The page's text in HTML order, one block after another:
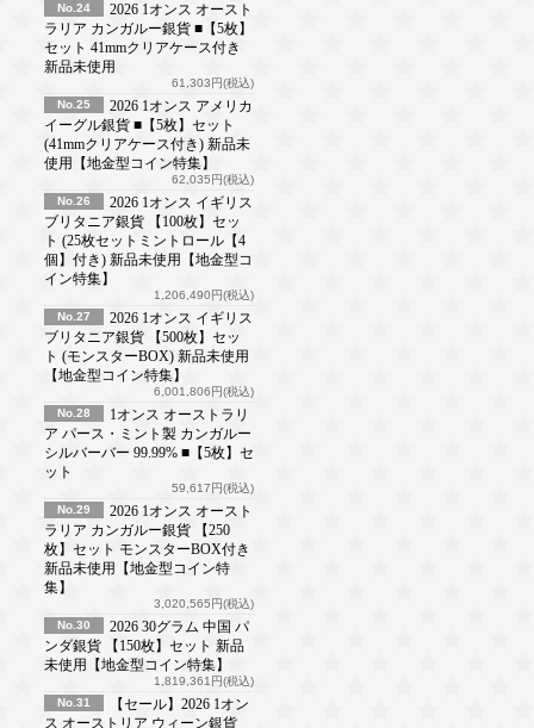
No.24
2026 1オンス オースト
ラリア カンガルー銀貨 ■【5枚】
セット 41mmクリアケース付き
新品未使用
61,303円(税込)
No.25
2026 1オンス アメリカ
イーグル銀貨 ■【5枚】セット
(41mmクリアケース付き) 新品未
使用【地金型コイン特集】
62,035円(税込)
No.26
2026 1オンス イギリス
ブリタニア銀貨 【100枚】セッ
ト (25枚セットミントロール【4
個】付き) 新品未使用【地金型コ
イン特集】
1,206,490円(税込)
No.27
2026 1オンス イギリス
ブリタニア銀貨 【500枚】セッ
ト (モンスターBOX) 新品未使用
【地金型コイン特集】
6,001,806円(税込)
No.28
1オンス オーストラリ
ア パース・ミント製 カンガルー
シルバーバー 99.99% ■【5枚】セ
ット
59,617円(税込)
No.29
2026 1オンス オースト
ラリア カンガルー銀貨 【250
枚】セット モンスターBOX付き
新品未使用【地金型コイン特
集】
3,020,565円(税込)
No.30
2026 30グラム 中国 パ
ンダ銀貨 【150枚】セット 新品
未使用【地金型コイン特集】
1,819,361円(税込)
No.31
【セール】2026 1オン
ス オーストリア ウィーン銀貨